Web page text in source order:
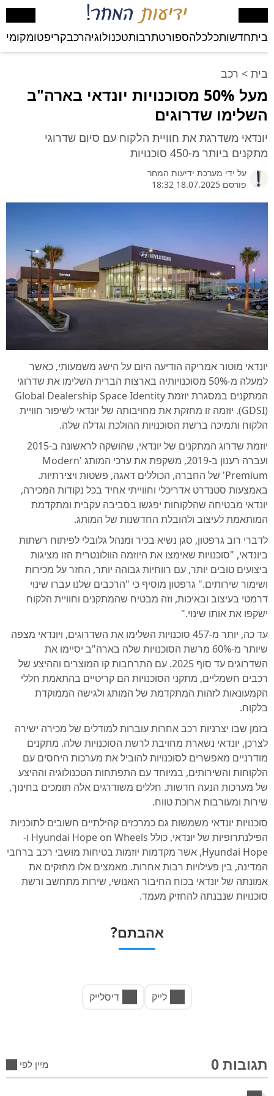
ביתחדשותכלכלהספורטתרבותטכנולוגיהרכבקריפטומקומי
בית > רכב
מעל 50% מסוכנויות יונדאי בארה"ב
השלימו שדרוגים
יונדאי משדרגת את חוויית הלקוח עם סיום שדרוגי
מתקנים ביותר מ-450 סוכנויות
על ידי מערכת ידיעות המחר
פורסם 18.07.2025 18:32
יונדאי מוטור אמריקה הודיעה היום על הישג משמעותי, כאשר
למעלה מ-50% מסוכנויותיה בארצות הברית השלימו את שדרוגי
המתקנים במסגרת יוזמת Global Dealership Space Identity
(GDSI). יוזמה זו מחזקת את מחויבותה של יונדאי לשיפור חוויית
הלקוח ותמיכה ברשת הסוכנויות ההולכת וגדלה שלה.
יוזמת שדרוג המתקנים של יונדאי, שהושקה לראשונה ב-2015
ועברה רענון ב-2019, משקפת את ערכי המותג 'Modern
Premium' של החברה, הכוללים דאגה, פשטות ויצירתיות.
באמצעות סטנדרט אדריכלי וחווייתי אחיד בכל נקודות המכירה,
יונדאי מבטיחה שהלקוחות יפגשו בסביבה עקבית ומתקדמת
המותאמת לעיצוב ולהובלת החדשנות של המותג.
לדברי רוב גרפטון, סגן נשיא בכיר ומנהל גלובלי לפיתוח רשתות
ביונדאי, "סוכנויות שאימצו את היוזמה הוולונטרית הזו מציגות
ביצועים טובים יותר, עם רווחיות גבוהה יותר, החזר על מכירות
ושימור שירותים." גרפטון מוסיף כי "הרכבים שלנו עברו שינוי
דרמטי בעיצוב ובאיכות, וזה מבטיח שהמתקנים וחוויית הלקוח
ישקפו את אותו שינוי."
עד כה, יותר מ-457 סוכנויות השלימו את השדרוגים, ויונדאי מצפה
שיותר מ-60% מרשת הסוכנויות שלה בארה"ב יסיימו את
השדרוגים עד סוף 2025. עם התרחבות קו המוצרים וההיצע של
רכבים חשמליים, מתקני הסוכנויות הם קריטיים בהתאמת חללי
הקמעונאות לזהות המתקדמת של המותג ולגישה הממוקדת
בלקוח.
בזמן שבו יצרניות רכב אחרות עוברות למודלים של מכירה ישירה
לצרכן, יונדאי נשארת מחויבת לרשת הסוכנויות שלה. מתקנים
מודרניים מאפשרים לסוכנויות להוביל את מערכות היחסים עם
הלקוחות והשירותים, במיוחד עם התפתחות הטכנולוגיה וההיצע
של מערכות הנעה חדשות. חללים משודרגים אלה תומכים בחינוך,
שירות ומעורבות ארוכת טווח.
סוכנויות יונדאי משמשות גם כמרכזים קהילתיים חשובים לתוכניות
הפילנתרופיות של יונדאי, כולל Hyundai Hope on Wheels ו-
Hyundai Hope, אשר מקדמות יוזמות בטיחות מושבי רכב ברחבי
המדינה, בין פעילויות רבות אחרות. מאמצים אלו מחזקים את
אמונתה של יונדאי בכוח החיבור האנושי, שירות מתחשב ורשת
סוכנויות שנבנתה להחזיק מעמד.
אהבתם?
לייק דיסלייק
תגובות 0 מיין לפי